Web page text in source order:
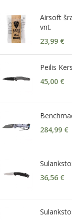
Airsoft
vnt.
23,99 €
Peilis
45,00 €
284,99 €
36,56 €